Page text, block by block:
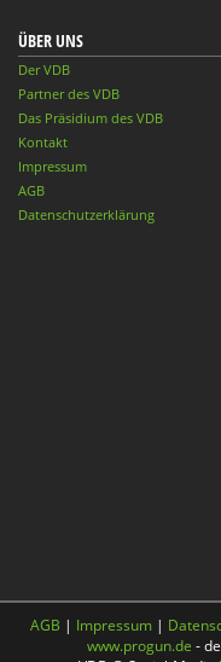
ÜBER UNS
Der VDB
Partner des VDB
Das Präsidium des VDB
Kontakt
Impressum
AGB
Datenschutzerklärung
AGB | Impressum |
www.progun.de -